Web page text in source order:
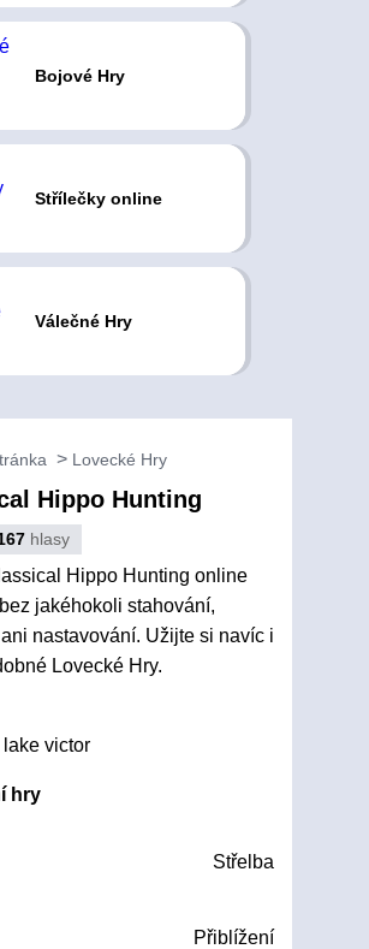
Bojové Hry
Střílečky online
Válečné Hry
Lovecké Hry
Hippo Hunting
hlasy
Hippo Hunting online
jakéhokoli stahování,
nastavování. Užijte si navíc i
Lovecké Hry.
victor
hry
Střelba
Přiblížení